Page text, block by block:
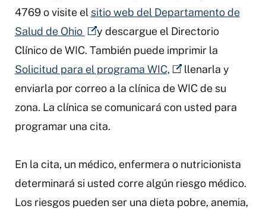
4769 o visite el sitio web del Departamento de
Salud de Ohio
y descargue el Directorio
Clínico de WIC. También puede imprimir la
Solicitud para el programa WIC,
llenarla y
enviarla por correo a la clínica de WIC de su
zona. La clínica se comunicará con usted para
programar una cita.
En la cita, un médico, enfermera o nutricionista
determinará si usted corre algún riesgo médico.
Los riesgos pueden ser una dieta pobre, anemia,